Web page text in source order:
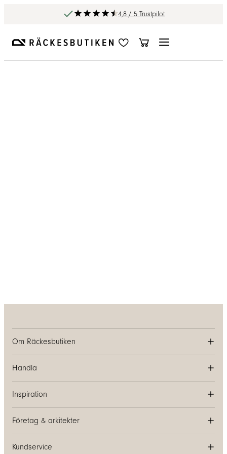
4,8 / 5 Trustpilot
Om Räckesbutiken
Handla
Inspiration
Företag & arkitekter
Kundservice